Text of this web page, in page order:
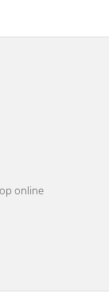
online